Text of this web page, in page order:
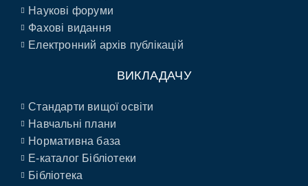
Наукові форуми
Фахові видання
Електронний архів публікацій
ВИКЛАДАЧУ
Стандарти вищої освіти
Навчальні плани
Нормативна база
E-каталог Бібліотеки
Бібліотека